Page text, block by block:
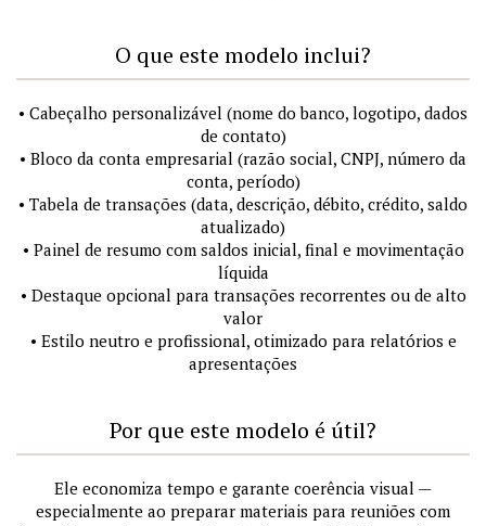
O que este modelo inclui?
• Cabeçalho personalizável (nome do banco, logotipo, dados
de contato)
• Bloco da conta empresarial (razão social, CNPJ, número da
conta, período)
• Tabela de transações (data, descrição, débito, crédito, saldo
atualizado)
• Painel de resumo com saldos inicial, final e movimentação
líquida
• Destaque opcional para transações recorrentes ou de alto
valor
• Estilo neutro e profissional, otimizado para relatórios e
apresentações
Por que este modelo é útil?
Ele economiza tempo e garante coerência visual —
especialmente ao preparar materiais para reuniões com